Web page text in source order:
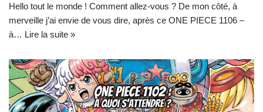
Hello tout le monde ! Comment allez-vous ? De mon côté, à
merveille j’ai envie de vous dire, après ce ONE PIECE 1106 –
à… Lire la suite »